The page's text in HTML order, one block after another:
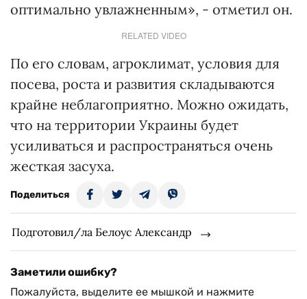
оптимально увлажненным», - отметил он.
RELATED VIDEO
По его словам, агроклимат, условия для
посева, роста и развития складываются
крайне неблагоприятно. Можно ожидать,
что на территории Украины будет
усиливаться и распространяться очень
жесткая засуха.
Поделиться
Подготовил/ла Белоус Александр
Заметили ошибку?
Пожалуйста, выделите ее мышкой и нажмите